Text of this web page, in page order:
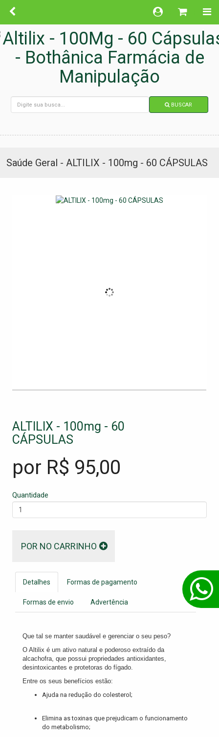
BUSCAR
Saúde Geral - ALTILIX - 100mg - 60 CÁPSULAS
ALTILIX - 100mg - 60
CÁPSULAS
por R$ 95,00
Quantidade
POR NO CARRINHO
Detalhes Formas de pagamento
Formas de envio Advertência
Que tal se manter saudável e gerenciar o seu peso?
O Altilix é um ativo natural e poderoso extraído da
alcachofra, que possui propriedades antioxidantes,
desintoxicantes e protetoras do fígado.
Entre os seus benefícios estão:
Ajuda na redução do colesterol;
Elimina as toxinas que prejudicam o funcionamento
do metabolismo;